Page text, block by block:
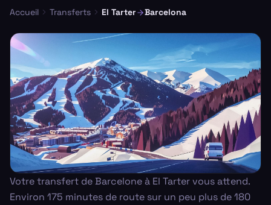
Accueil Transferts El Tarter Barcelona
Votre transfert de Barcelone à El Tarter vous attend.
Environ 175 minutes de route sur un peu plus de 180